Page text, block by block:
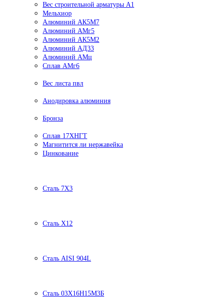
Вес строительной арматуры А1
Мельхиор
Алюминий АК5М7
Алюминий АМг5
Алюминий АК5М2
Алюминий АД33
Алюминий АМц
Сплав АМг6
Вес листа пвл
Анодировка алюминия
Бронза
Сплав 17ХНГТ
Магнитится ли нержавейка
Цинкование
Сталь 7Х3
Сталь Х12
Сталь AISI 904L
Сталь 03Х16Н15М3Б